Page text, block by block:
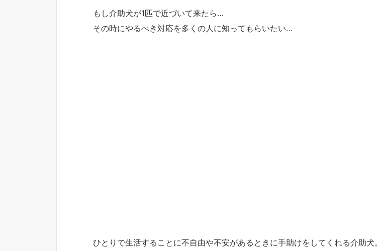
もし介助犬が1匹で近づいて来たら…
その時にやるべき対応を多くの人に知ってもらいたい…
ひとりで生活することに不自由や不安があるときに手助けをしてくれる介助犬。